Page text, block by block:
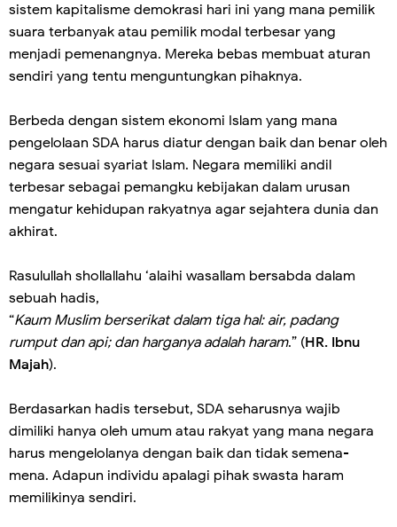
sistem kapitalisme demokrasi hari ini yang mana pemilik
suara terbanyak atau pemilik modal terbesar yang
menjadi pemenangnya. Mereka bebas membuat aturan
sendiri yang tentu menguntungkan pihaknya.
Berbeda dengan sistem ekonomi Islam yang mana
pengelolaan SDA harus diatur dengan baik dan benar oleh
negara sesuai syariat Islam. Negara memiliki andil
terbesar sebagai pemangku kebijakan dalam urusan
mengatur kehidupan rakyatnya agar sejahtera dunia dan
akhirat.
Rasulullah shollallahu ‘alaihi wasallam bersabda dalam
sebuah hadis,
“Kaum Muslim berserikat dalam tiga hal: air, padang
rumput dan api; dan harganya adalah haram.” (HR. Ibnu
Majah).
Berdasarkan hadis tersebut, SDA seharusnya wajib
dimiliki hanya oleh umum atau rakyat yang mana negara
harus mengelolanya dengan baik dan tidak semena-
mena. Adapun individu apalagi pihak swasta haram
memilikinya sendiri.